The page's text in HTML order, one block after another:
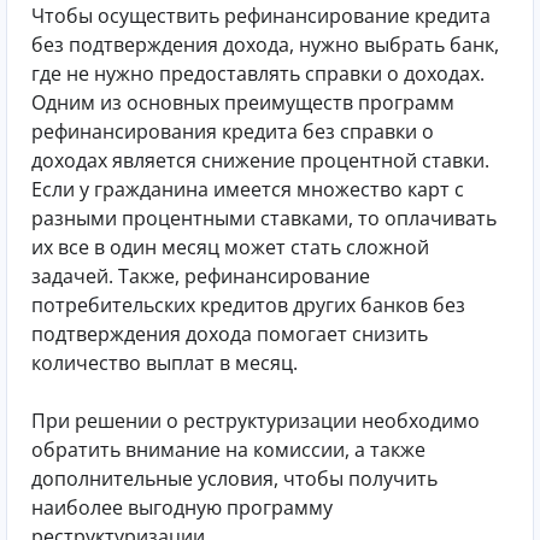
Чтобы осуществить рефинансирование кредита
без подтверждения дохода, нужно выбрать банк,
где не нужно предоставлять справки о доходах.
Одним из основных преимуществ программ
рефинансирования кредита без справки о
доходах является снижение процентной ставки.
Если у гражданина имеется множество карт с
разными процентными ставками, то оплачивать
их все в один месяц может стать сложной
задачей. Также, рефинансирование
потребительских кредитов других банков без
подтверждения дохода помогает снизить
количество выплат в месяц.
При решении о реструктуризации необходимо
обратить внимание на комиссии, а также
дополнительные условия, чтобы получить
наиболее выгодную программу